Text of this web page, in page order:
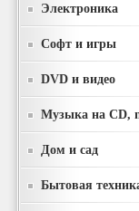
Электроника
Софт и игры
DVD и видео
Музыка на CD,
Дом и сад
Бытовая